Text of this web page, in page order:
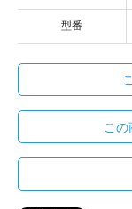
型番
この